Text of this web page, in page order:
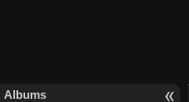
Albums